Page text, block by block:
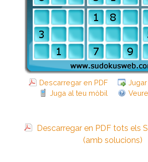
Descarregar en PDF
Juga al teu mòbil
Descarregar en PDF tots els
(amb solucions)